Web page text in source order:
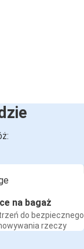
na bagaż
do bezpiecznego
rzeczy